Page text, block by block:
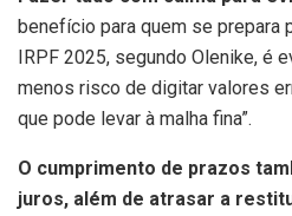
benefício para quem se prepara
IRPF 2025, segundo Olenike, é
menos risco de digitar valores
que pode levar à malha fina”.
O cumprimento de prazos
juros, além de atrasar a